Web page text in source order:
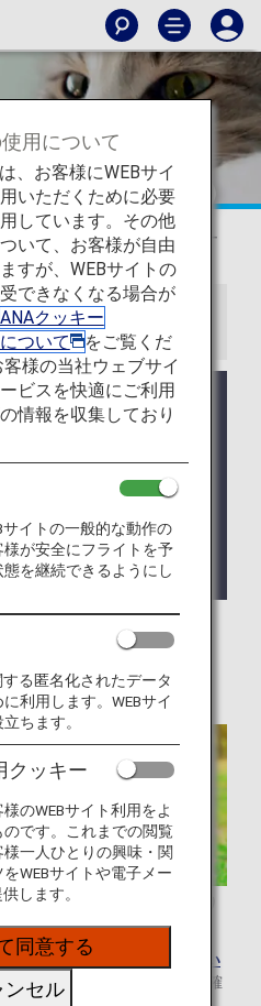
様（日本国内線）
なペットと一緒の旅をサポー
10月31日の期間にペットケ
取り付けるサービスを行っ
貸し出し用のペット給水器
。お客様ご自身でご用意い
のほど宜しくお願いいたし
航便、天草エアライン運航
り扱いが異なります。
お客様向けサポ
送（別送）する場合は、取り
て輸送については、
貨物扱い
いて（日本国内）
をご確
用について
、お客様にWEBサイ
いただくために必要
しています。その他
いて、お客様が自由
すが、WEBサイトの
できなくなる場合が
ANAクッキー
ついて
をご覧くだ
様の当社ウェブサイ
ビスを快適にご利用
情報を収集しており
サイトの一般的な動作の
が安全にフライトを予
を継続できるようにし
る匿名化されたデータ
利用します。WEBサイ
ちます。
クッキー
のWEBサイト利用をよ
です。これまでの閲覧
一人ひとりの興味・関
WEBサイトや電子メー
します。
同意する
ンセル